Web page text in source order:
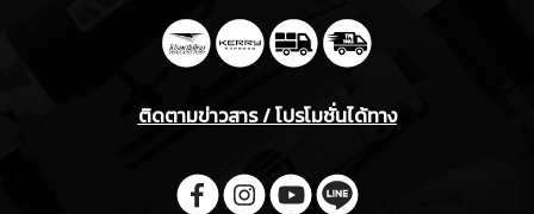
ติดตามข่าวสาร / โปรโมชั่นได้ทาง